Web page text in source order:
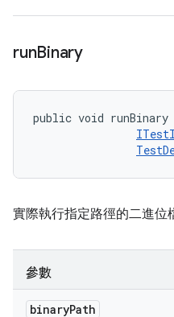
runBinary
public void
實際執行指定路徑的二進位
參數
binaryPath